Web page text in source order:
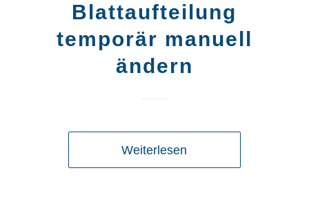
Blattaufteilung
temporär manuell
ändern
Weiterlesen